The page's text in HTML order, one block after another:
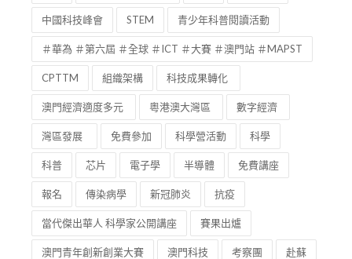
中國科技峰會 STEM 青少年科普閱讀活動
＃華為 ＃第六屆 ＃全球 ＃ICT ＃大賽 ＃澳門站 ＃MAPST
CPTTM 組織架構 科技成果轉化
澳門經濟適度多元 粵港澳大灣區 數字經濟
灣區發展 免費參加 科學營活動 科學
科普 芯片 電子學 半導體 免費講座
報名 傳染病學 新冠肺炎 抗疫
當代傑出華人 科學家公開講座 賽果出爐
澳門青年創新創業大賽 澳門科技 考察團 赴蘇